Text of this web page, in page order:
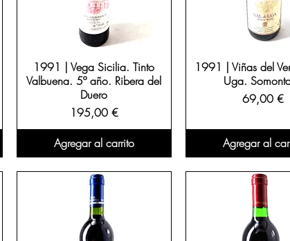
1991 | Vega Sicilia. Tinto
Valbuena. 5º año. Ribera del
Duero
Precio
195,00 €
Agregar al carrito
1991 | Viñas del
Uga.
Precio
69,00 €
Agregar al